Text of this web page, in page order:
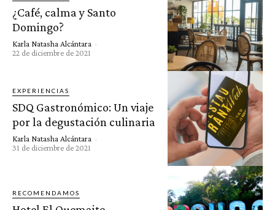
¿Café, calma y Santo
Domingo?
Karla Natasha Alcántara -
22 de diciembre de 2021
EXPERIENCIAS
SDQ Gastronómico: Un viaje
por la degustación culinaria
Karla Natasha Alcántara -
31 de diciembre de 2021
RECOMENDAMOS